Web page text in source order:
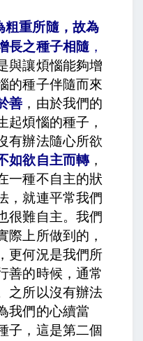
粗重所隨，故為
長之種子相隨 ，
與讓煩惱能夠增
的種子伴隨而來
善 ，由於我們的
起煩惱的種子，
有辦法隨心所欲
如欲自主而轉，
一種不自主的狀
，就連平常我們
很難自主。我們
際上所做到的，
更何況是我們所
善的時候，通常
之所以沒有辦法
我們的心續當
子，這是第二個